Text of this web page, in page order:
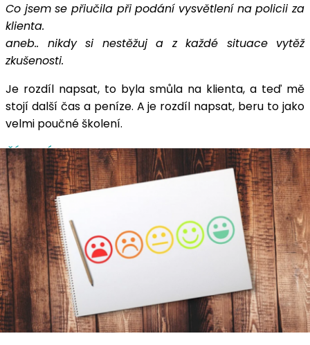
Co jsem se přiučila při podání vysvětlení na policii za
klienta.
aneb.. nikdy si nestěžuj a z každé situace vytěž
zkušenosti.
Je rozdíl napsat, to byla smůla na klienta, a teď mě
stojí další čas a peníze. A je rozdíl napsat, beru to jako
velmi poučné školení.
ČÍST DÁL …